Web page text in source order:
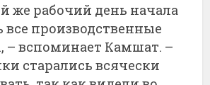
же рабочий день начала
все производственные
– вспоминает Камшат. –
старались всячески